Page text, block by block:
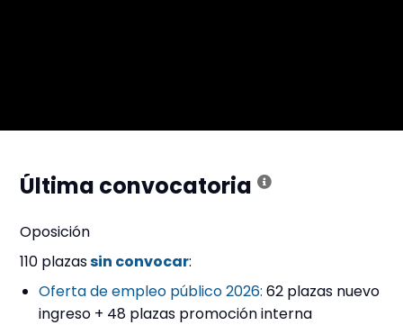
Última convocatoria
Oposición
110 plazassin convocar:
Oferta de empleo público 2026: 62 plazas nuevo
ingreso + 48 plazas promoción interna